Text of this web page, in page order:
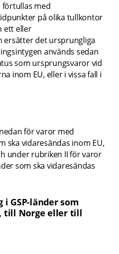
förtullas med
på olika tullkontor
ett eller
ersätter det ursprungliga
används sedan
som ursprungsvaror vid
inom EU, eller i vissa fall i
för varor med
ska vidaresändas inom EU,
under rubriken II för varor
som ska vidaresändas
GSP-länder som
till Norge eller till